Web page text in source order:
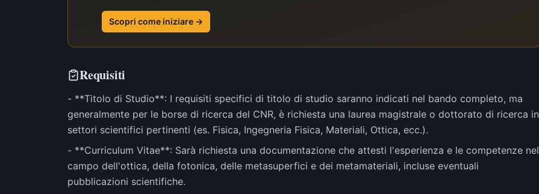
Scopri come iniziare →
Requisiti
- **Titolo di Studio**: I requisiti specifici di titolo di studio saranno indicati nel bando completo, ma
generalmente per le borse di ricerca del CNR, è richiesta una laurea magistrale o dottorato di ricerca in
settori scientifici pertinenti (es. Fisica, Ingegneria Fisica, Materiali, Ottica, ecc.).
- **Curriculum Vitae**: Sarà richiesta una documentazione che attesti l'esperienza e le competenze nel
campo dell'ottica, della fotonica, delle metasuperfici e dei metamateriali, incluse eventuali
pubblicazioni scientifiche.